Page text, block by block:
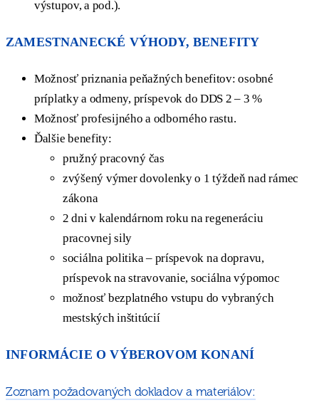
výstupov, a pod.).
ZAMESTNANECKÉ VÝHODY, BENEFITY
Možnosť priznania peňažných benefitov: osobné
príplatky a odmeny, príspevok do DDS 2 – 3 %
Možnosť profesijného a odborného rastu.
Ďalšie benefity:
pružný pracovný čas
zvýšený výmer dovolenky o 1 týždeň nad rámec
zákona
2 dni v kalendárnom roku na regeneráciu
pracovnej sily
sociálna politika – príspevok na dopravu,
príspevok na stravovanie, sociálna výpomoc
možnosť bezplatného vstupu do vybraných
mestských inštitúcií
INFORMÁCIE O VÝBEROVOM KONANÍ
Zoznam požadovaných dokladov a materiálov: